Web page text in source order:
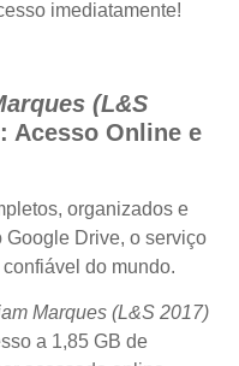
imediatamente!
(L&S
: Acesso Online e
organizados e
Drive, o serviço
do mundo.
Marques (L&S 2017)
a 1,85 GB de